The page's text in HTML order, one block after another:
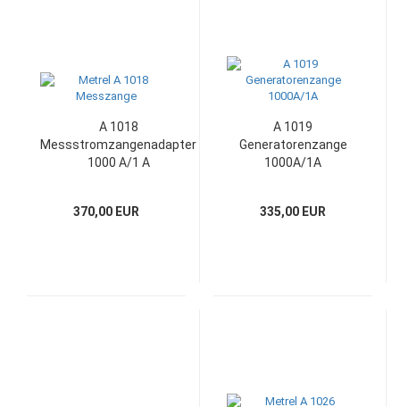
A 1018
Messstromzangenadapter
1000 A/1 A
370,00 EUR
A 1019
Generatorenzange
1000A/1A
335,00 EUR